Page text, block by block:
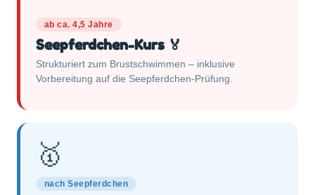
ab ca. 4,5 Jahre
Seepferdchen-Kurs 🏅
Strukturiert zum Brustschwimmen – inklusive
Vorbereitung auf die Seepferdchen-Prüfung.
🥇
nach Seepferdchen